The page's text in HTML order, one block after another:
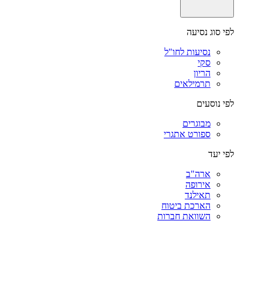
לפי סוג נסיעה
נסיעות לחו"ל
סקי
הריון
תרמילאים
לפי נוסעים
מבוגרים
ספורט אתגרי
לפי יעד
ארה"ב
אירופה
תאילנד
הארכת ביטוח
השוואת חברות